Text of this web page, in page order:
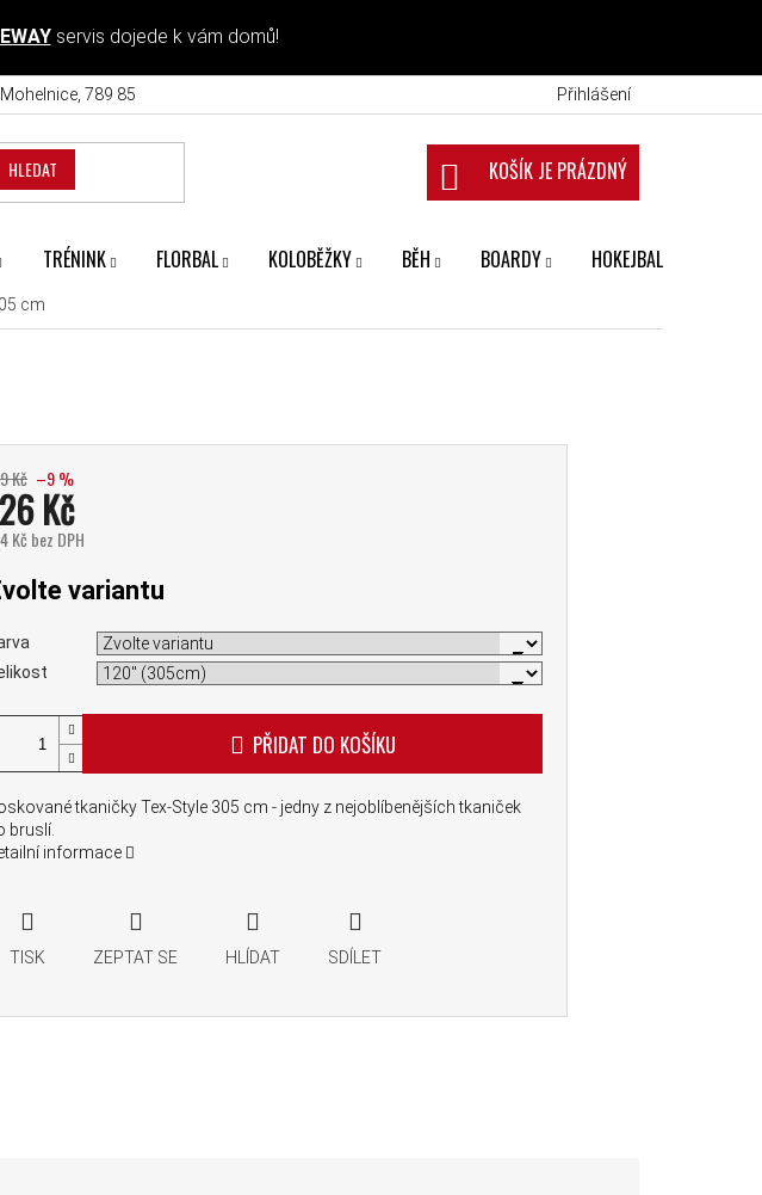
servis dojede k vám domů!
789 85 Přihlášení
HLEDAT NÁKUPNÍ KOŠÍK
TRÉNINK FLORBAL KOLOBĚŽKY BĚH BOARDY HOKEJBAL
cm
Kč –9 %
Kč
Kč bez DPH
variantu
PŘIDAT DO KOŠÍKU
tkaničky Tex-Style 305 cm - jedny z nejoblíbenějších tkaniček
bruslí.
informace
TISK ZEPTAT SE HLÍDAT SDÍLET